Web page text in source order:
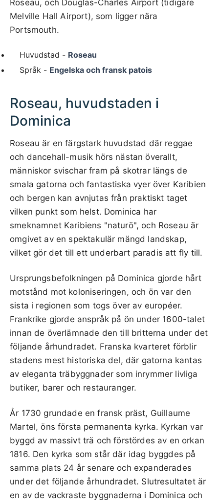
Roseau, och Douglas-Charles Airport (tidigare
Melville Hall Airport), som ligger nära
Portsmouth.
Huvudstad - Roseau
Språk - Engelska och fransk patois
Roseau, huvudstaden i
Dominica
Roseau är en färgstark huvudstad där reggae
och dancehall-musik hörs nästan överallt,
människor svischar fram på skotrar längs de
smala gatorna och fantastiska vyer över Karibien
och bergen kan avnjutas från praktiskt taget
vilken punkt som helst. Dominica har
smeknamnet Karibiens "naturö", och Roseau är
omgivet av en spektakulär mängd landskap,
vilket gör det till ett underbart paradis att fly till.
Ursprungsbefolkningen på Dominica gjorde hårt
motstånd mot koloniseringen, och ön var den
sista i regionen som togs över av européer.
Frankrike gjorde anspråk på ön under 1600-talet
innan de överlämnade den till britterna under det
följande århundradet. Franska kvarteret förblir
stadens mest historiska del, där gatorna kantas
av eleganta träbyggnader som inrymmer livliga
butiker, barer och restauranger.
År 1730 grundade en fransk präst, Guillaume
Martel, öns första permanenta kyrka. Kyrkan var
byggd av massivt trä och förstördes av en orkan
1816. Den kyrka som står där idag byggdes på
samma plats 24 år senare och expanderades
under det följande århundradet. Slutresultatet är
en av de vackraste byggnaderna i Dominica och